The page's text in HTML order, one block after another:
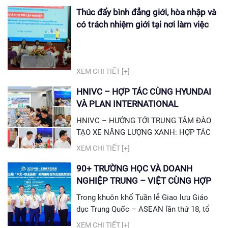
CAO Sáng ngày 13/10/2025, tại Trường
Cao đẳng Nghề Công nghiệp Hà Nội
Bộ GD&ĐT Việt Nam chủ trì, với chủ đề
Thúc đẩy bình đẳng giới, hòa nhập và
có trách nhiệm giới tại nơi làm việc
XEM CHI TIẾT [+]
HNIVC – HỢP TÁC CÙNG HYUNDAI
VÀ PLAN INTERNATIONAL
HNIVC – HƯỚNG TỚI TRUNG TÂM ĐÀO
TẠO XE NĂNG LƯỢNG XANH: HỢP TÁC
CHIẾN LƯỢC CÙNG HYUNDAI VÀ PLAN
đoàn đại biểu Tập đoàn Hyundai Motor
Group do ông Shin Jae-min – Trưởng bộ
(CSR) dẫn đầu, cùng đại diện Plan
International Việt Nam, đã đến thăm và
làm việc tại Trường Cao đẳng Nghề Công
XEM CHI TIẾT [+]
90+ TRƯỜNG HỌC VÀ DOANH
NGHIỆP TRUNG – VIỆT CÙNG HỢP
TÁC: HNIVC GÓP MẶT TRONG MẠNG
LƯỚI GIÁO DỤC NGHỀ QUỐC TẾ
Trong khuôn khổ Tuần lễ Giao lưu Giáo
dục Trung Quốc – ASEAN lần thứ 18, tổ
chức tại thành phố Quý Dương (Trung
XEM CHI TIẾT [+]